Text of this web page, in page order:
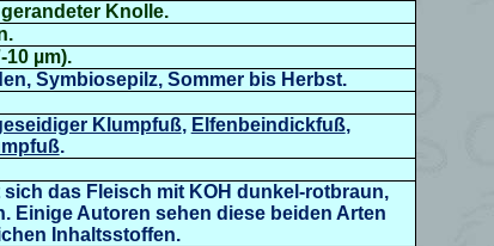
Knolle.
10 µm).
Symbiosepilz, Sommer bis Herbst.
Klumpfuß, Elfenbeindickfuß,
.
das Fleisch mit KOH dunkel-rotbraun,
Einige Autoren sehen diese beiden Arten
Inhaltsstoffen.